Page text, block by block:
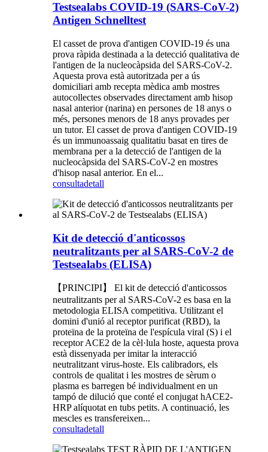
Testsealabs COVID-19 (SARS-CoV-2)
Antigen Schnelltest
El casset de prova d'antigen COVID-19 és una
prova ràpida destinada a la detecció qualitativa de
l'antigen de la nucleocàpsida del SARS-CoV-2.
Aquesta prova està autoritzada per a ús
domiciliari amb recepta mèdica amb mostres
autocollectes observades directament amb hisop
nasal anterior (narina) en persones de 18 anys o
més, persones menors de 18 anys provades per
un tutor. El casset de prova d'antigen COVID-19
és un immunoassaig qualitatiu basat en tires de
membrana per a la detecció de l'antigen de la
nucleocàpsida del SARS-CoV-2 en mostres
d'hisop nasal anterior. En el...
consultadetall
Kit de detecció d'anticossos
neutralitzants per al SARS-CoV-2 de
Testsealabs (ELISA)
【PRINCIPI】 El kit de detecció d'anticossos
neutralitzants per al SARS-CoV-2 es basa en la
metodologia ELISA competitiva. Utilitzant el
domini d'unió al receptor purificat (RBD), la
proteïna de la proteïna de l'espícula viral (S) i el
receptor ACE2 de la cèl·lula hoste, aquesta prova
està dissenyada per imitar la interacció
neutralitzant virus-hoste. Els calibradors, els
controls de qualitat i les mostres de sèrum o
plasma es barregen bé individualment en un
tampó de dilució que conté el conjugat hACE2-
HRP alíquotat en tubs petits. A continuació, les
mescles es transfereixen...
consultadetall